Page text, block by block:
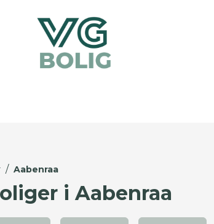
/ Aabenraa
i Aabenraa